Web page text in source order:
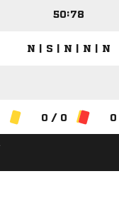
50:78
N | S | N | N | N
0 / 0